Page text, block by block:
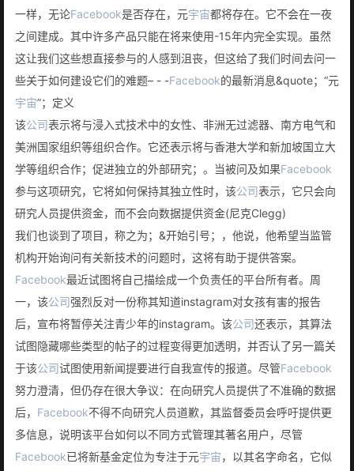
一样，无论Facebook是否存在，元宇宙都将存在。它不会在一夜
之间建成。其中许多产品只能在将来使用-15年内完全实现。虽然
这让我们这些想直接参与的人感到沮丧，但这给了我们时间去问一
些关于如何建设它们的难题– - -Facebook的最新消息&quote；“元
宇宙”；定义
该公司表示将与浸入式技术中的女性、非洲无过滤器、南方电气和
美洲国家组织等组织合作。它还表示将与香港大学和新加坡国立大
学等组织合作；促进独立的外部研究；。当被问及如果Facebook
参与这项研究，它将如何保持其独立性时，该公司表示，它只会向
研究人员提供资金，而不会向数据提供资金(尼克Clegg)
我们也谈到了项目，称之为；&开始引号；，他说，他希望当监管
机构开始询问有关新技术的问题时，这将有助于提供答案。
Facebook最近试图将自己描绘成一个负责任的平台所有者。周
一，该公司强烈反对一份称其知道instagram对女孩有害的报告
后，宣布将暂停关注青少年的instagram。该公司还表示，其算法
试图隐藏哪些类型的帖子的过程变得更加透明，并否认了另一篇关
于该公司试图使用新闻提要进行自我宣传的报道。尽管Facebook
努力澄清，但仍存在很大争议：在向研究人员提供了不准确的数据
后， Facebook不得不向研究人员道歉，其监督委员会呼吁提供更
多信息，说明该平台如何以不同方式管理其著名用户，尽管
Facebook已将新基金定位为专注于元宇宙，以其名字命名，它似